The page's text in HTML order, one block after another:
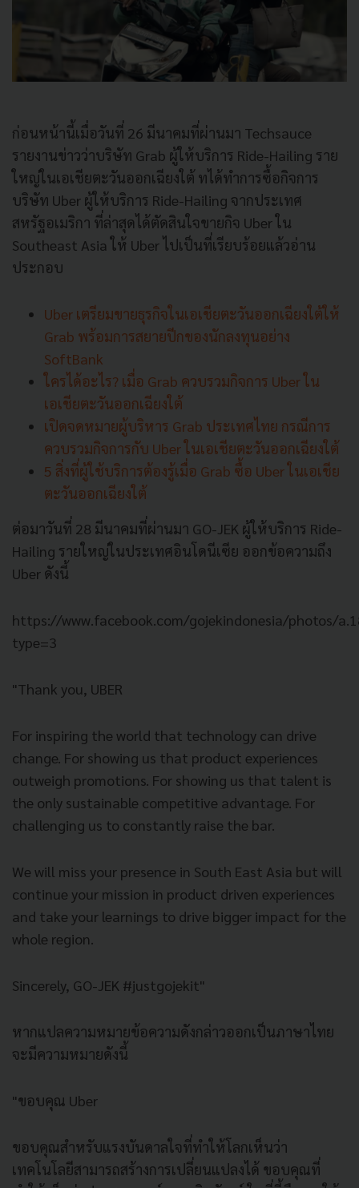
ก่อนหน้านี้เมื่อวันที่ 26 มีนาคมที่ผ่านมา Techsauce
รายงานข่าวว่าบริษัท Grab ผู้ให้บริการ Ride-Hailing ราย
ใหญ่ในเอเชียตะวันออกเฉียงใต้ ทได้ทำการซื้อกิจการ
บริษัท Uber ผู้ให้บริการ Ride-Hailing จากประเทศ
สหรัฐอเมริกา ที่ล่าสุดได้ตัดสินใจขายกิจ Uber ใน
Southeast Asia ให้ Uber ไปเป็นที่เรียบร้อยแล้วอ่าน
ประกอบ
Uber เตรียมขายธุรกิจในเอเชียตะวันออกเฉียงใต้ให้
Grab พร้อมการสยายปีกของนักลงทุนอย่าง
SoftBank
ใครได้อะไร? เมื่อ Grab ควบรวมกิจการ Uber ใน
เอเชียตะวันออกเฉียงใต้
เปิดจดหมายผู้บริหาร Grab ประเทศไทย กรณีการ
ควบรวมกิจการกับ Uber ในเอเชียตะวันออกเฉียงใต้
5 สิ่งที่ผู้ใช้บริการต้องรู้เมื่อ Grab ซื้อ Uber ในเอเชีย
ตะวันออกเฉียงใต้
ต่อมาวันที่ 28 มีนาคมที่ผ่านมา GO-JEK ผู้ให้บริการ Ride-
Hailing รายใหญ่ในประเทศอินโดนีเซีย ออกข้อความถึง
Uber ดังนี้
https://www.facebook.com/gojekindonesia/photos/
type=3
"Thank you, UBER
For inspiring the world that technology can drive
change. For showing us that product experiences
outweigh promotions. For showing us that talent is
the only sustainable competitive advantage. For
challenging us to constantly raise the bar.
We will miss your presence in South East Asia but will
continue your mission in product driven experiences
and take your learnings to drive bigger impact for the
whole region.
Sincerely, GO-JEK #justgojekit"
หากแปลความหมายข้อความดังกล่าวออกเป็นภาษาไทย
จะมีความหมายดังนี้
"ขอบคุณ Uber
ขอบคุณสำหรับแรงบันดาลใจที่ทำให้โลกเห็นว่า
เทคโนโลยีสามารถสร้างการเปลี่ยนแปลงได้ ขอบคุณที่